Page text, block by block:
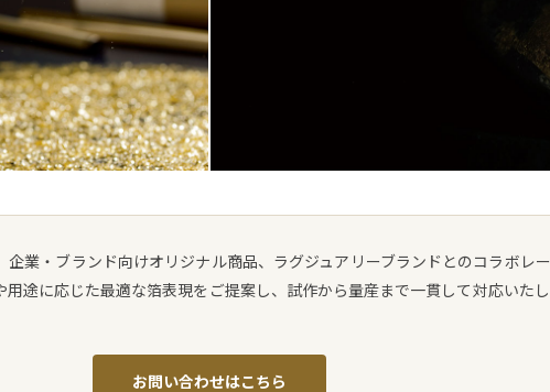
業・ブランド向けオリジナル商品、ラグジュアリーブランドとのコラボレ
途に応じた最適な箔表現をご提案し、試作から量産まで一貫して対応いた
お問い合わせはこちら